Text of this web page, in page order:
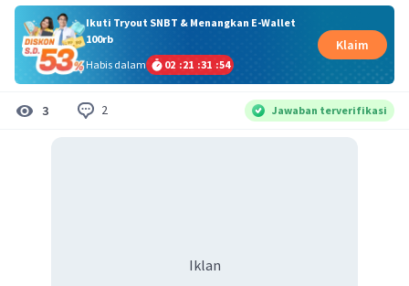
Ikuti Tryout SNBT & Menangkan E-Wallet
100rb
Habis dalam
02 :21 :31 :53
Klaim
3 2 Jawaban terverifikasi
Iklan